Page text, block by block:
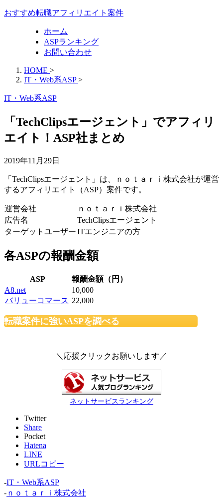
おすすめ転職アフィリエイト案件
ホーム
ASPランキング
お問い合わせ
HOME >
IT・Web系ASP >
IT・Web系ASP
「TechClipsエージェント」でアフィリ
エイト！ASP社まとめ
2019年11月29日
「TechClipsエージェント」は、ｎｏｔａｒｉ株式会社が運営
するアフィリエイト（ASP）案件です。
運営会社
ｎｏｔａｒｉ株式会社
広告名
TechClipsエージェント
ターゲットユーザーITエンジニアの方
各ASPの報酬金額
ASP
報酬金額（円）
A8.net
10,000
バリューコマース 22,000
転職案件に強いASPを調べる
＼応援クリックお願いします／
ネットサービスランキング
Twitter
Share
Pocket
Hatena
LINE
URLコピー
-IT・Web系ASP
- ｎｏｔａｒｉ株式会社